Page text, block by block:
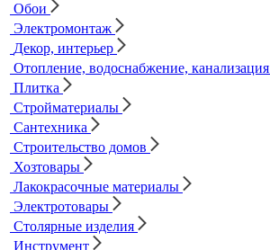
Обои
Электромонтаж
Декор, интерьер
Отопление, водоснабжение, канализация
Плитка
Стройматериалы
Сантехника
Строительство домов
Хозтовары
Лакокрасочные материалы
Электротовары
Столярные изделия
Инструмент